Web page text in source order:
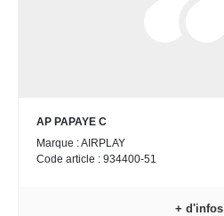
AP PAPAYE C
Marque : AIRPLAY
Code article : 934400-51
+ d'infos